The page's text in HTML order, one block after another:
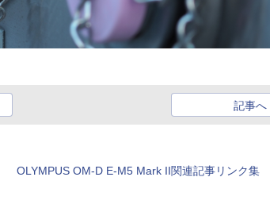
記事へ
OLYMPUS OM-D E-M5 Mark II関連記事リンク集